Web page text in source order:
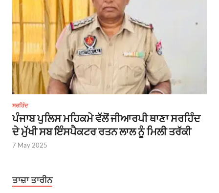
ਸਰਹਿੰਦ
ਪੰਜਾਬ ਪੁਲਿਸ ਮਹਿਕਮੇ ਵੱਲੋਂ ਜੀਆਰਪੀ ਥਾਣਾ ਸਰਹਿੰਦ
ਦੇ ਮੁੱਖੀ ਸਬ ਇੰਸਪੈਕਟਰ ਰਤਨ ਲਾਲ ਨੂੰ ਮਿਲੀ ਤਰੱਕੀ
7 May 2025
ਤਾਜ਼ਾ ਤਾਰੀਨ